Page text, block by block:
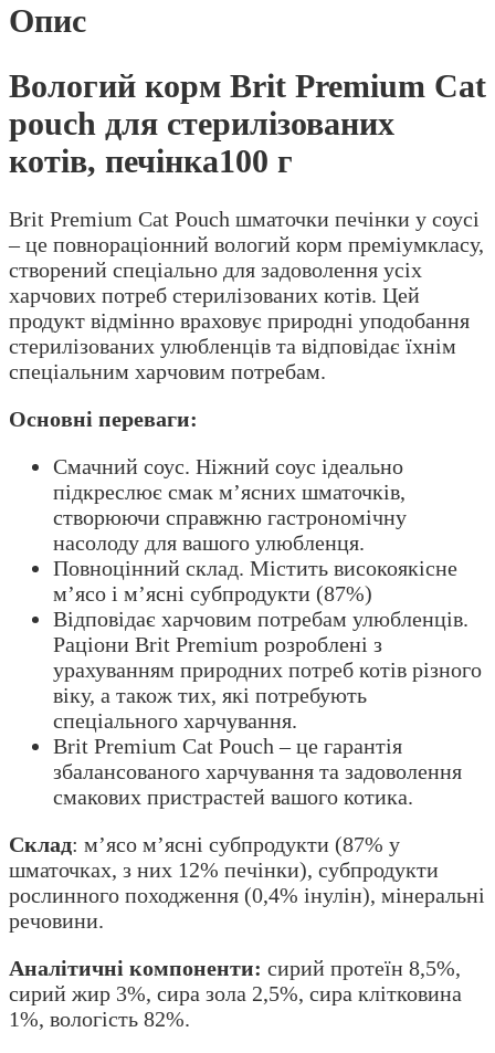
100
кількість
Опис
Вологий корм Brit Premium Cat
pouch для стерилізованих
котів, печінка100 г
Brit Premium Cat Pouch шматочки печінки у соусі
– це повнораціонний вологий корм преміумкласу,
створений спеціально для задоволення усіх
харчових потреб стерилізованих котів. Цей
продукт відмінно враховує природні уподобання
стерилізованих улюбленців та відповідає їхнім
спеціальним харчовим потребам.
Основні переваги:
Смачний соус. Ніжний соус ідеально
підкреслює смак м’ясних шматочків,
створюючи справжню гастрономічну
насолоду для вашого улюбленця.
Повноцінний склад. Містить високоякісне
м’ясо і м’ясні субпродукти (87%)
Відповідає харчовим потребам улюбленців.
Раціони Brit Premium розроблені з
урахуванням природних потреб котів різного
віку, а також тих, які потребують
спеціального харчування.
Brit Premium Cat Pouch – це гарантія
збалансованого харчування та задоволення
смакових пристрастей вашого котика.
Склад: м’ясо м’ясні субпродукти (87% у
шматочках, з них 12% печінки), субпродукти
рослинного походження (0,4% інулін), мінеральні
речовини.
Аналітичні компоненти: сирий протеїн 8,5%,
сирий жир 3%, сира зола 2,5%, сира клітковина
1%, вологість 82%.